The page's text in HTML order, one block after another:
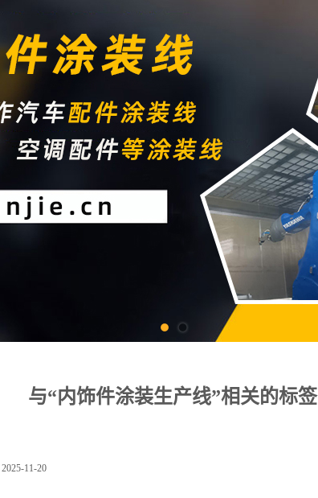
与“内饰件涂装生产线”相关的标签
2025-11-20